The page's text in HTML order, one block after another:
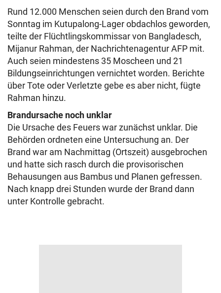
Rund 12.000 Menschen seien durch den Brand vom
Sonntag im Kutupalong-Lager obdachlos geworden,
teilte der Flüchtlingskommissar von Bangladesch,
Mijanur Rahman, der Nachrichtenagentur AFP mit.
Auch seien mindestens 35 Moscheen und 21
Bildungseinrichtungen vernichtet worden. Berichte
über Tote oder Verletzte gebe es aber nicht, fügte
Rahman hinzu.
Brandursache noch unklar
Die Ursache des Feuers war zunächst unklar. Die
Behörden ordneten eine Untersuchung an. Der
Brand war am Nachmittag (Ortszeit) ausgebrochen
und hatte sich rasch durch die provisorischen
Behausungen aus Bambus und Planen gefressen.
Nach knapp drei Stunden wurde der Brand dann
unter Kontrolle gebracht.